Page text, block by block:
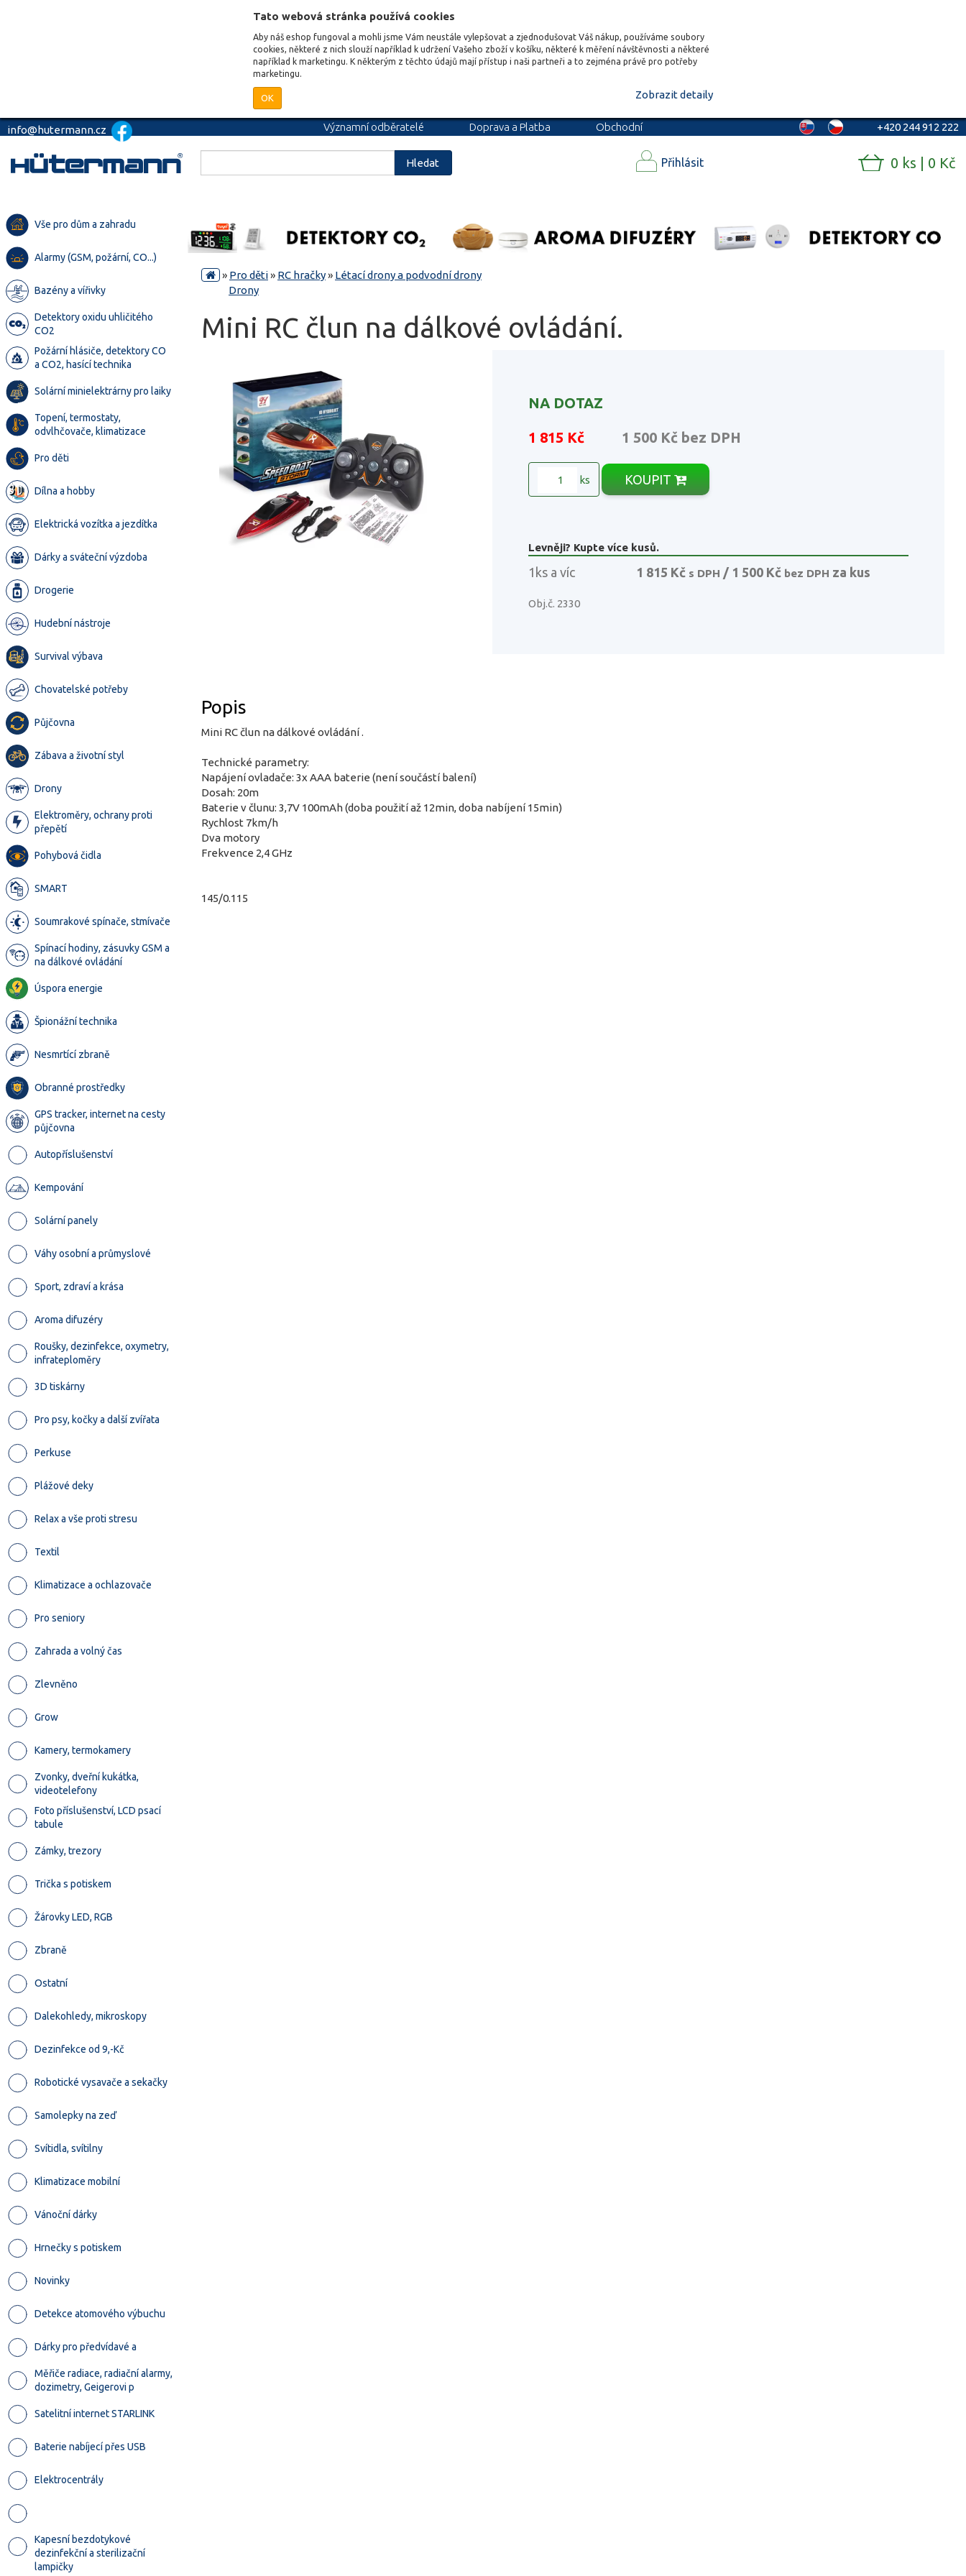
Tato webová stránka používá cookies
Aby náš eshop fungoval a mohli jsme Vám neustále vylepšovat a zjednodušovat Váš nákup, používáme soubory
cookies, některé z nich slouží například k udržení Vašeho zboží v košíku, některé k měření návštěvnosti a některé
například k marketingu. K některým z těchto údajů mají přístup i naši partneři a to zejména právě pro potřeby
marketingu.
OK Zobrazit detaily
info@hutermann.cz Významní odběratelé Doprava a Platba
Obchodní
+420 244 912 222
Hledat Přihlásit 0 ks | 0 Kč
Vše pro dům a zahradu
Alarmy (GSM, požární, CO...)
Bazény a vířivky
Detektory oxidu uhličitého
CO2
Požární hlásiče, detektory CO
a CO2, hasící technika
Solární minielektrárny pro laiky
Topení, termostaty,
odvlhčovače, klimatizace
Pro děti
Dílna a hobby
Elektrická vozítka a jezdítka
Dárky a sváteční výzdoba
Drogerie
Hudební nástroje
Survival výbava
Chovatelské potřeby
Půjčovna
Zábava a životní styl
Drony
Elektroměry, ochrany proti
přepětí
Pohybová čidla
SMART
Soumrakové spínače, stmívače
Spínací hodiny, zásuvky GSM a
na dálkové ovládání
Úspora energie
Špionážní technika
Nesmrtící zbraně
Obranné prostředky
GPS tracker, internet na cesty
půjčovna
Autopříslušenství
Kempování
Solární panely
Váhy osobní a průmyslové
Sport, zdraví a krása
Aroma difuzéry
Roušky, dezinfekce, oxymetry,
infrateploměry
3D tiskárny
Pro psy, kočky a další zvířata
Perkuse
Plážové deky
Relax a vše proti stresu
Textil
Klimatizace a ochlazovače
Pro seniory
Zahrada a volný čas
Zlevněno
Grow
Kamery, termokamery
Zvonky, dveřní kukátka,
videotelefony
Foto příslušenství, LCD psací
tabule
Zámky, trezory
Trička s potiskem
Žárovky LED, RGB
Zbraně
Ostatní
Dalekohledy, mikroskopy
Dezinfekce od 9,-Kč
Robotické vysavače a sekačky
Samolepky na zeď
Svítidla, svítilny
Klimatizace mobilní
Vánoční dárky
Hrnečky s potiskem
Novinky
Detekce atomového výbuchu
Dárky pro předvídavé a
Měřiče radiace, radiační alarmy,
dozimetry, Geigerovi p
Satelitní internet STARLINK
Baterie nabíjecí přes USB
Elektrocentrály
Kapesní bezdotykové
dezinfekční a sterilizační
lampičky
» Pro děti» RC hračky» Létací drony a podvodní drony
Drony
Mini RC člun na dálkové ovládání.
NA DOTAZ
1 815 Kč 1 500 Kč bez DPH
ks KOUPIT
Levněji? Kupte více kusů.
1ks a víc 1 815 Kčs DPH / 1 500 Kč bez DPH za kus
Obj.č. 2330
Popis
Mini RC člun na dálkové ovládání .
Technické parametry:
Napájení ovladače: 3x AAA baterie (není součástí balení)
Dosah: 20m
Baterie v člunu: 3,7V 100mAh (doba použití až 12min, doba nabíjení 15min)
Rychlost 7km/h
Dva motory
Frekvence 2,4 GHz
145/0.115